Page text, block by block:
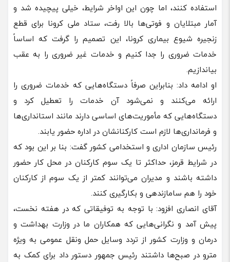
استفاده کنند، اما چون این اواخر شرایط، خیلی پیچیده شد و
آمار مبتلایان و فوتی‌ها بالا رفت، ستاد ملی کرونا برای قطع
زنجیره شیوع بیماری کرونا، این تصمیم را گرفت که اساساً
خدمات ضروری را جدا کنیم و خدمات غیر ضروری را به عقب
بیاندازیم.
او ادامه داد: بنابراین صرفاً دستگاه‌هایی که خدمات ضروری را
ارائه می‌کنند و نمی‌شود آن خدمات را تعطیل کرد و
دستگاه‌هایی که مأموریت‌های اساسی دارند مانند استانداری‌ها
و فرمانداری‌ها لازم است کارکنانشان در اداره حضور یابند.
رئیس سازمان اداری و استخدامی کشور گفت: بنا بر این بود که
در شرایط قرمز، حداکثر تا یک سوم کارکنان در محل کار حضور
داشته باشند و مدیران می‌توانند کمتر از یک سوم از کارکنان
خود را هم سامازندهی و بکارگیری کنند.
آقای انصاری افزود: با توجه به توفیقاتی که در هفته نخست،
پیش آمد و نگرانی‌هایی که همکاران ما در وزارت بهداشت و
درمان و وزارت کشور از تردد وسایل حمل ونقل عمومی به ویژه
مترو در صبح‌ها داشتند رئیس جمهور دستور داد برای کمک به